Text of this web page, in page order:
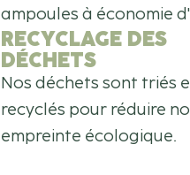
ampoules à économie
RECYCLAGE DES
DÉCHETS
Nos déchets sont triés
recyclés pour réduire
empreinte écologique.